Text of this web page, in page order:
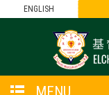
ENGLISH
MENU